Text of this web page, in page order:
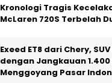
Kronologi Tragis
McLaren 720S Terbelah
Exeed ET8 dari Chery,
dengan Jangkauan 1.400
Menggoyang Pasar